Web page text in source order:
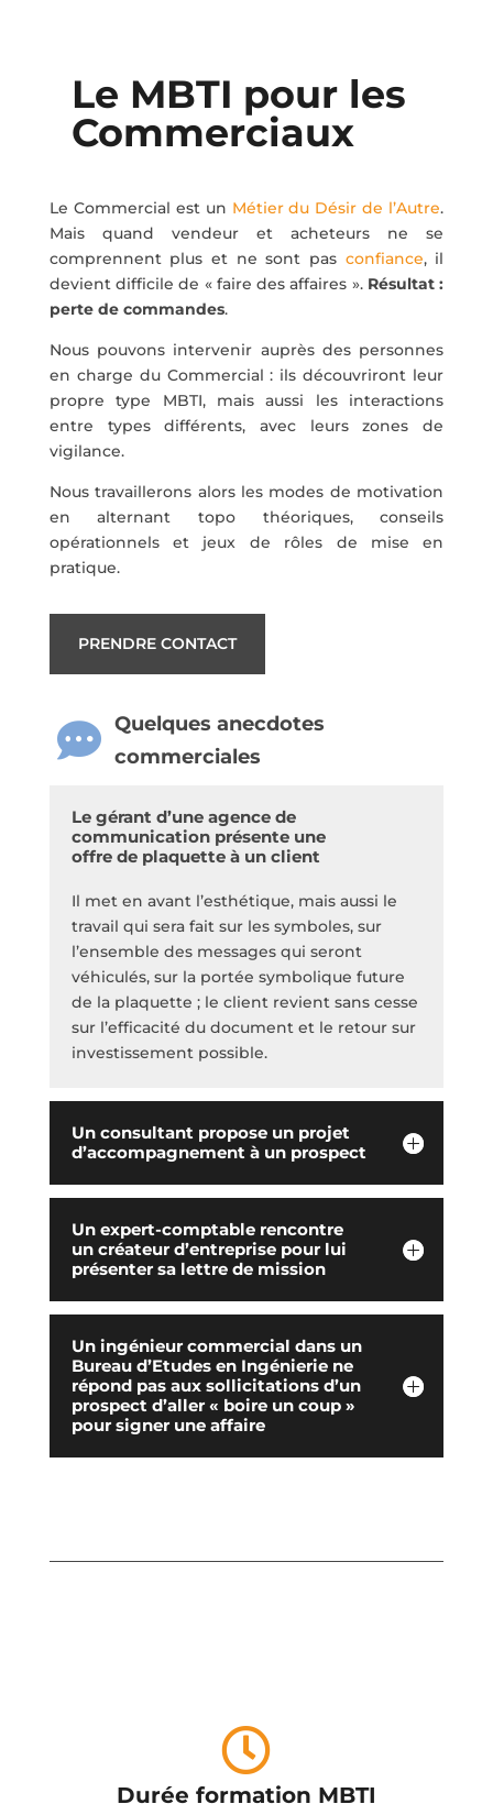
Le MBTI pour les
Commerciaux
Le Commercial est un Métier du Désir de l’Autre.
Mais quand vendeur et acheteurs ne se
comprennent plus et ne sont pas confiance, il
devient difficile de « faire des affaires ». Résultat :
perte de commandes.
Nous pouvons intervenir auprès des personnes
en charge du Commercial : ils découvriront leur
propre type MBTI, mais aussi les interactions
entre types différents, avec leurs zones de
vigilance.
Nous travaillerons alors les modes de motivation
en alternant topo théoriques, conseils
opérationnels et jeux de rôles de mise en
pratique.
PRENDRE CONTACT
 Quelques anecdotes
commerciales
Le gérant d’une agence de
communication présente une
offre de plaquette à un client
Il met en avant l’esthétique, mais aussi le
travail qui sera fait sur les symboles, sur
l’ensemble des messages qui seront
véhiculés, sur la portée symbolique future
de la plaquette ; le client revient sans cesse
sur l’efficacité du document et le retour sur
investissement possible.
Un consultant propose un projet
d’accompagnement à un prospect
Un expert-comptable rencontre
un créateur d’entreprise pour lui
présenter sa lettre de mission
Un ingénieur commercial dans un
Bureau d’Etudes en Ingénierie ne
répond pas aux sollicitations d’un
prospect d’aller « boire un coup »
pour signer une affaire

Durée formation MBTI